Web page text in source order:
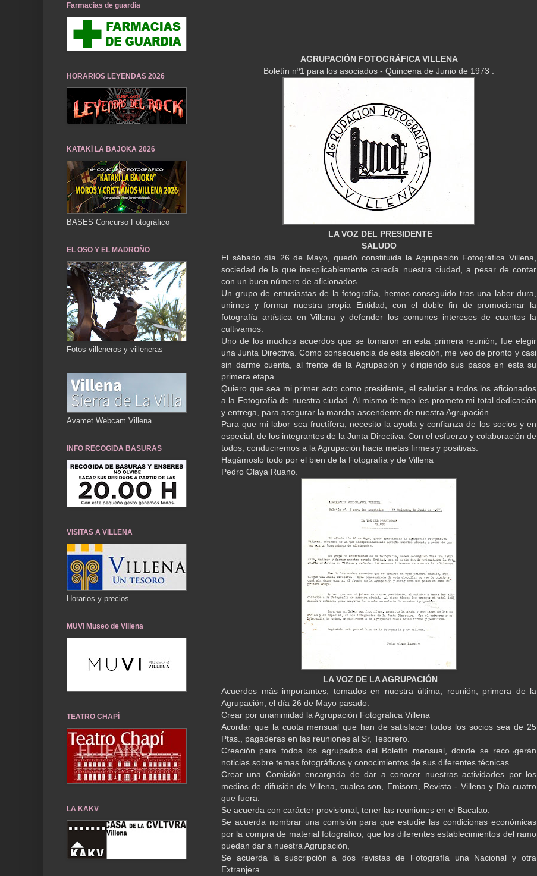
AGRUPACIÓN FOTOGRÁFICA VILLENA
Boletín nº1 para los asociados - Quincena de Junio de 1973 .
LA VOZ DEL PRESIDENTE
SALUDO
El sábado día 26 de Mayo, quedó constituida la Agrupación Fotográfica Villena,
sociedad de la que inexplicablemente carecía nuestra ciudad, a pesar de contar
con un buen número de aficionados.
Un grupo de entusiastas de la fotografía, hemos conseguido tras una labor dura,
unirnos y formar nuestra propia Entidad, con el doble fin de promocionar la
fotografía artística en Villena y defender los comunes intereses de cuantos la
cultivamos.
Uno de los muchos acuerdos que se tomaron en esta primera reunión, fue elegir
una Junta Directiva. Como consecuencia de esta elección, me veo de pronto y casi
sin darme cuenta, al frente de la Agrupación y dirigiendo sus pasos en esta su
primera etapa.
Quiero que sea mi primer acto como presidente, el saludar a todos los aficionados
a la Fotografía de nuestra ciudad. Al mismo tiempo les prometo mi total dedicación
y entrega, para asegurar la marcha ascendente de nuestra Agrupación.
Para que mi labor sea fructífera, necesito la ayuda y confianza de los socios y en
especial, de los integrantes de la Junta Directiva. Con el esfuerzo y colaboración de
todos, conduciremos a la Agrupación hacia metas firmes y positivas.
Hagámoslo todo por el bien de la Fotografía y de Villena
Pedro Olaya Ruano.
LA VOZ DE LA AGRUPACIÓN
Acuerdos más importantes, tomados en nuestra última, reunión, primera de la
Agrupación, el día 26 de Mayo pasado.
Crear por unanimidad la Agrupación Fotográfica Villena
Acordar que la cuota mensual que han de satisfacer todos los socios sea de 25
Ptas., pagaderas en las reuniones al Sr, Tesorero.
Creación para todos los agrupados del Boletín mensual, donde se reco¬gerán
noticias sobre temas fotográficos y conocimientos de sus diferentes técnicas.
Crear una Comisión encargada de dar a conocer nuestras actividades por los
medios de difusión de Villena, cuales son, Emisora, Revista - Villena y Día cuatro
que fuera.
Se acuerda con carácter provisional, tener las reuniones en el Bacalao.
Se acuerda nombrar una comisión para que estudie las condicionas económicas
por la compra de material fotográfico, que los diferentes establecimientos del ramo
puedan dar a nuestra Agrupación,
Se acuerda la suscripción a dos revistas de Fotografía una Nacional y otra
Extranjera.
Farmacias de guardia
HORARIOS LEYENDAS 2026
KATAKÍ LA BAJOKA 2026
BASES Concurso Fotográfico
EL OSO Y EL MADROÑO
Fotos villeneros y villeneras
Avamet Webcam Villena
INFO RECOGIDA BASURAS
VISITAS A VILLENA
Horarios y precios
MUVI Museo de Villena
TEATRO CHAPÍ
LA KAKV